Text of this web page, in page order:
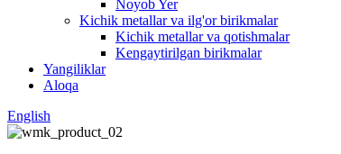
Noyob Yer
Kichik metallar va ilg'or birikmalar
Kichik metallar va qotishmalar
Kengaytirilgan birikmalar
Yangiliklar
Aloqa
English